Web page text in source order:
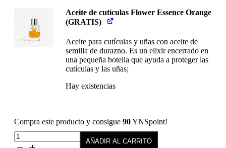
Aceite de cutículas Flower Essence Orange
(GRATIS)
Aceite para cutículas y uñas con aceite de
semilla de durazno. Es un elixir encerrado en
una pequeña botella que ayuda a proteger las
cutículas y las uñas;
Hay existencias
Compra este producto y consigue 90YNSpoint!
Colección
Completa
AÑADIR AL CARRITO